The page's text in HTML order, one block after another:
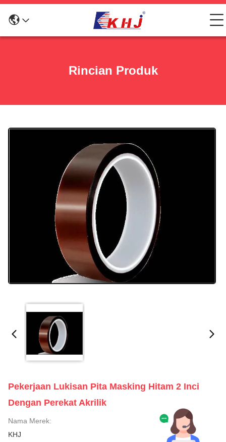
Rincian Produk
Pekerjaan Lukisan Pita Masking Hitam 2 Inci
Dengan Perekat Akrilik
Nama Merek:
KHJ